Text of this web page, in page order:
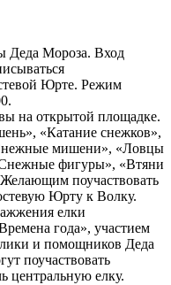
Деда Мороза. Вход
Юрте. Режим
на открытой площадке.
«Катание снежков»,
мишени», «Ловцы
фигуры», «Втяни
поучаствовать
Юрту к Волку.
елки
года», участием
и помощников Деда
поучаствовать
центральную елку.